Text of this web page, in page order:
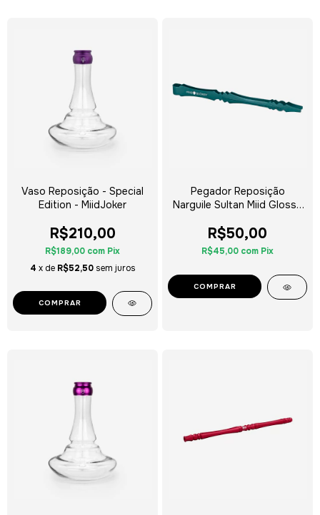
Vaso Reposição - Special
Edition - MiidJoker
R$210,00
R$189,00 com Pix
4 x de R$52,50 sem juros
Pegador Reposição
Narguile Sultan Miid Glossy
R$50,00
R$45,00 com Pix
COMPRAR